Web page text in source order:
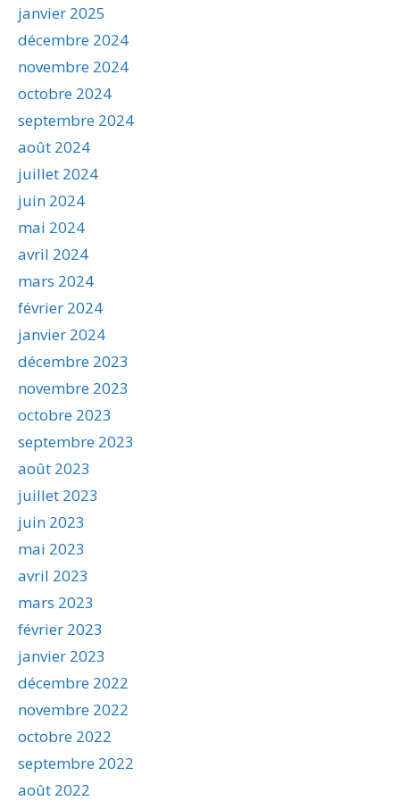
janvier 2025
décembre 2024
novembre 2024
octobre 2024
septembre 2024
août 2024
juillet 2024
juin 2024
mai 2024
avril 2024
mars 2024
février 2024
janvier 2024
décembre 2023
novembre 2023
octobre 2023
septembre 2023
août 2023
juillet 2023
juin 2023
mai 2023
avril 2023
mars 2023
février 2023
janvier 2023
décembre 2022
novembre 2022
octobre 2022
septembre 2022
août 2022